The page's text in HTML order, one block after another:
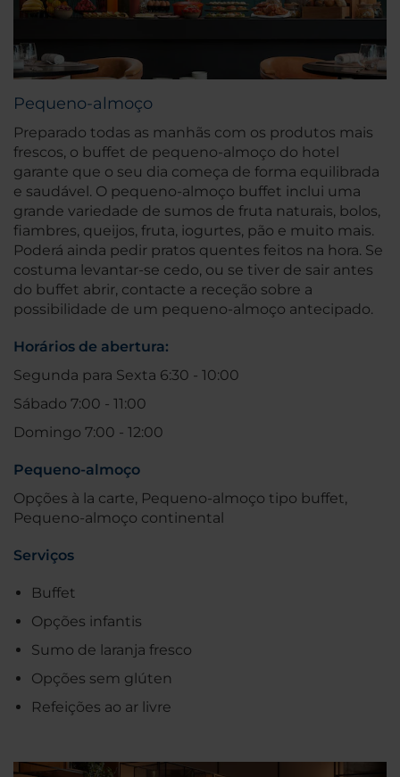
Pequeno-almoço
Preparado todas as manhãs com os produtos mais
frescos, o buffet de pequeno-almoço do hotel
garante que o seu dia começa de forma equilibrada
e saudável. O pequeno-almoço buffet inclui uma
grande variedade de sumos de fruta naturais, bolos,
fiambres, queijos, fruta, iogurtes, pão e muito mais.
Poderá ainda pedir pratos quentes feitos na hora. Se
costuma levantar-se cedo, ou se tiver de sair antes
do buffet abrir, contacte a receção sobre a
possibilidade de um pequeno-almoço antecipado.
Horários de abertura:
Segunda para Sexta 6:30 - 10:00
Sábado 7:00 - 11:00
Domingo 7:00 - 12:00
Pequeno-almoço
Opções à la carte, Pequeno-almoço tipo buffet,
Pequeno-almoço continental
Serviços
Buffet
Opções infantis
Sumo de laranja fresco
Opções sem glúten
Refeições ao ar livre